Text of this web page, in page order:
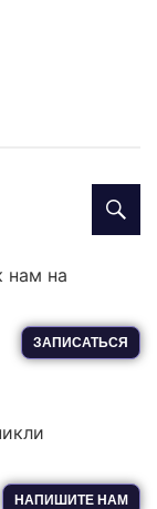
нам на
ЗАПИСАТЬСЯ
НАПИШИТЕ НАМ